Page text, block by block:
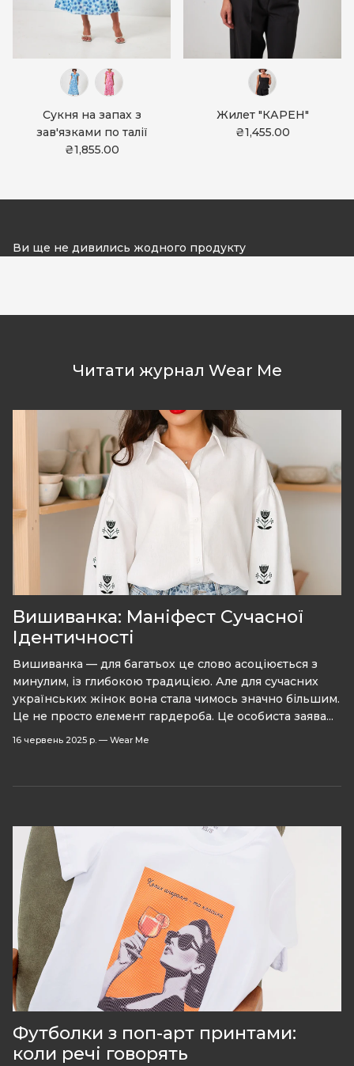
Сукня на запах з
зав'язками по талії
₴1,855.00
Жилет "КАРЕН"
₴1,455.00
Ви ще не дивились жодного продукту
Читати журнал Wear Me
Вишиванка: Маніфест Сучасної
Ідентичності
Вишиванка — для багатьох це слово асоціюється з
минулим, із глибокою традицією. Але для сучасних
українських жінок вона стала чимось значно більшим.
Це не просто елемент гардероба. Це особиста заява...
16 червень 2025 р. — Wear Me
Футболки з поп-арт принтами:
коли речі говорять